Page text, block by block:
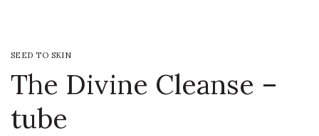
SEED TO SKIN
The Divine Cleanse –
tube